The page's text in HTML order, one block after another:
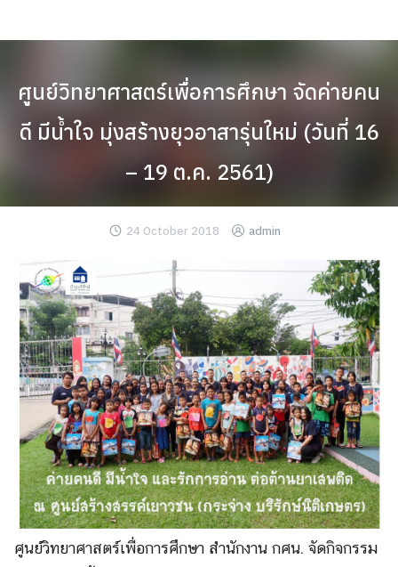
to
ศูนย์วิทยาศาสตร์เพื่อการศึกษา จัดค่ายคน
ดี มีน้ำใจ มุ่งสร้างยุวอาสารุ่นใหม่ (วันที่ 16
– 19 ต.ค. 2561)
24 October 2018 admin
ศูนย์วิทยาศาสตร์เพื่อการศึกษา สำนักงาน กศน. จัดกิจกรรม